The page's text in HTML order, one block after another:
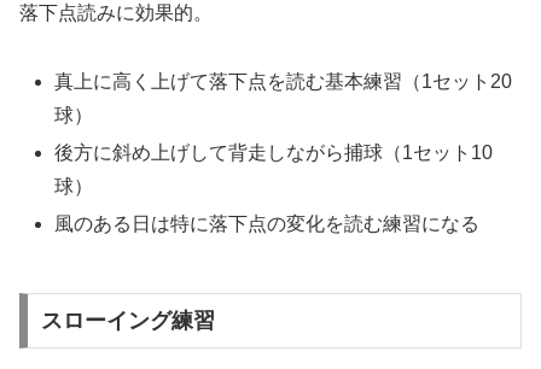
落下点読みに効果的。
真上に高く上げて落下点を読む基本練習（1セット20
球）
後方に斜め上げして背走しながら捕球（1セット10
球）
風のある日は特に落下点の変化を読む練習になる
スローイング練習